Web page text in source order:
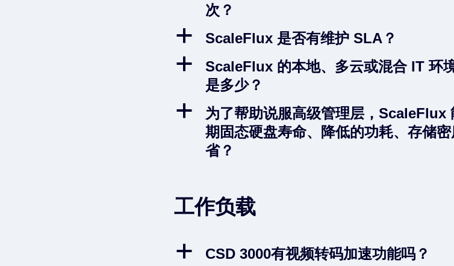
次？
a ScaleFlux 是否有维护 SLA？
a
ScaleFlux 的本地、多云或混合 IT 环
是多少？
a
为了帮助说服高级管理层，ScaleFlux
期固态硬盘寿命、降低的功耗、存储
省？
工作负载
a CSD 3000有视频转码加速功能吗？